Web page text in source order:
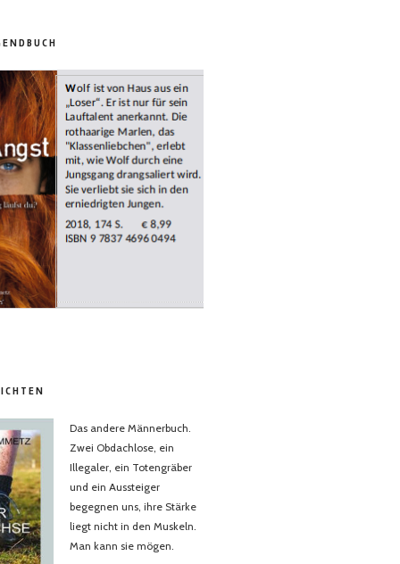
Das andere Männerbuch.
Zwei Obdachlose, ein
Illegaler, ein Totengräber
und ein Aussteiger
begegnen uns, ihre Stärke
liegt nicht in den Muskeln.
Man kann sie mögen.